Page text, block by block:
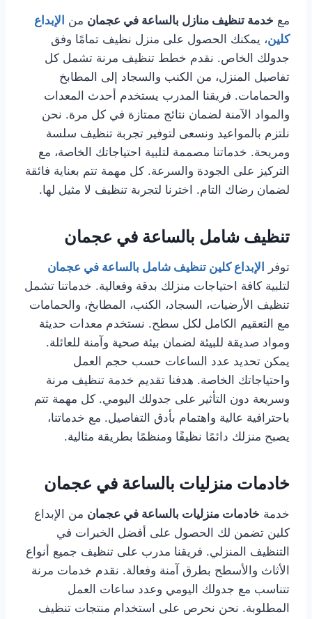
مع خدمة تنظيف منازل بالساعة في عجمان من الإبداع
كلين، يمكنك الحصول على منزل نظيف تمامًا وفق
جدولك الخاص. نقدم خطط تنظيف مرنة تشمل كل
تفاصيل المنزل، من الكنب والسجاد إلى المطابخ
والحمامات. فريقنا المدرب يستخدم أحدث المعدات
والمواد الآمنة لضمان نتائج ممتازة في كل مرة. نحن
نلتزم بالمواعيد ونسعى لتوفير تجربة تنظيف سلسة
ومريحة. خدماتنا مصممة لتلبية احتياجاتك الخاصة، مع
التركيز على الجودة والسرعة. كل مهمة تتم بعناية فائقة
لضمان رضاك التام. اخترنا لتجربة تنظيف لا مثيل لها.
تنظيف شامل بالساعة في عجمان
توفر
الإبداع كلين تنظيف شامل بالساعة في عجمان
لتلبية كافة احتياجات منزلك بدقة وفعالية. خدماتنا تشمل
تنظيف الأرضيات، السجاد، الكنب، المطابخ، والحمامات
مع التعقيم الكامل لكل سطح. نستخدم معدات حديثة
ومواد صديقة للبيئة لضمان بيئة صحية وآمنة للعائلة.
يمكن تحديد عدد الساعات حسب حجم العمل
واحتياجاتك الخاصة. هدفنا تقديم خدمة تنظيف مرنة
وسريعة دون التأثير على جدولك اليومي. كل مهمة تتم
باحترافية عالية واهتمام بأدق التفاصيل. مع خدماتنا،
يصبح منزلك دائمًا نظيفًا ومنظمًا بطريقة مثالية.
خادمات منزليات بالساعة في عجمان
خدمة خادمات منزليات بالساعة في عجمان من الإبداع
كلين تضمن لك الحصول على أفضل الخبرات في
التنظيف المنزلي. فريقنا مدرب على تنظيف جميع أنواع
الأثاث والأسطح بطرق آمنة وفعالة. نقدم خدمات مرنة
تتناسب مع جدولك اليومي وعدد ساعات العمل
المطلوبة. نحن نحرص على استخدام منتجات تنظيف